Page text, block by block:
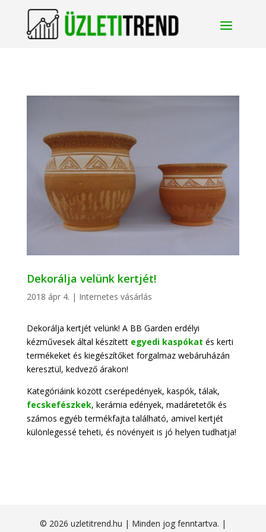
Dekorálja velünk kertjét!
2018 ápr 4. | Internetes vásárlás
Dekorálja kertjét velünk! A BB Garden erdélyi
kézművesek által készített egyedi kaspókat és kerti
termékeket és kiegészítőket forgalmaz webáruházán
keresztül, kedvező árakon!
Kategóriáink között cserépedények, kaspók, tálak,
fecskefészkek, kerámia edények, madáretetők és
számos egyéb termékfajta található, amivel kertjét
különlegessé teheti, és növényeit is jó helyen tudhatja!
© 2026 uzletitrend.hu | Minden jog fenntartva. |